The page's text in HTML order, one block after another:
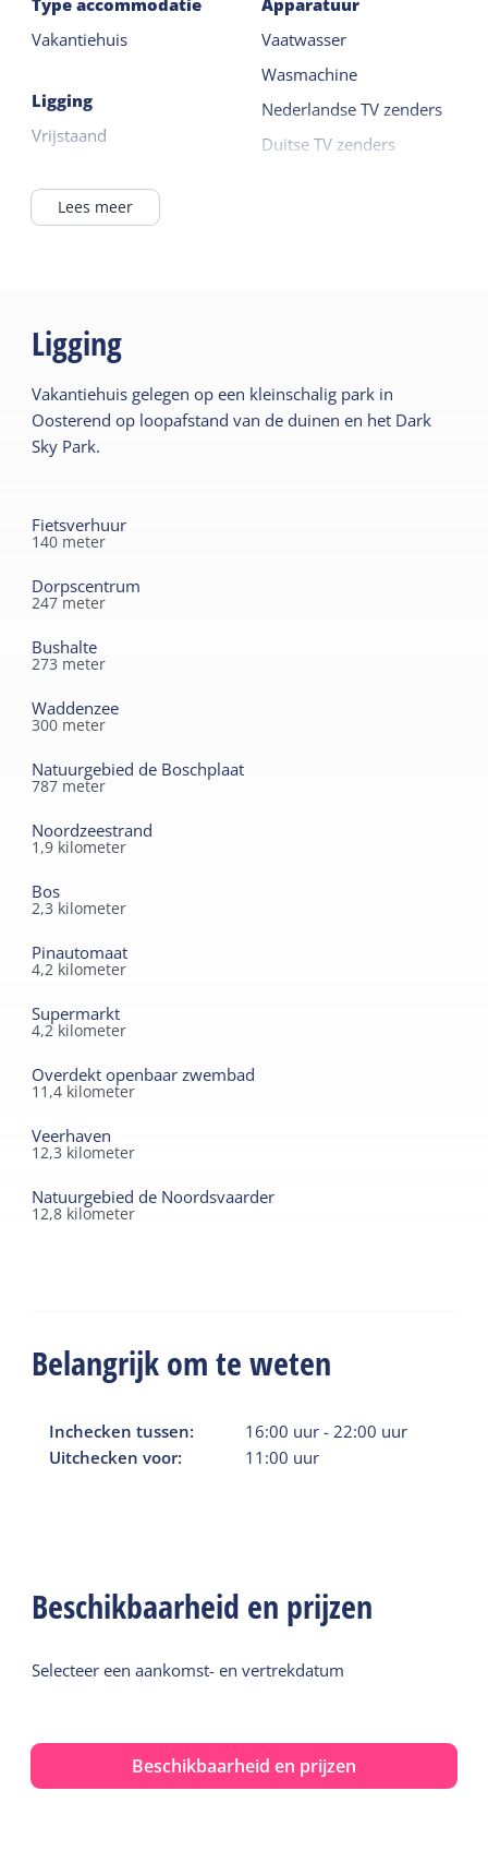
Vakantiehuis
Ligging
Vrijstaand
Algemeen
Slaapkamer begane
Centrale verwarming
Rookvrij
Sanitair
Badkamer begane grond
Vaatwasser
Wasmachine
Nederlandse TV zenders
Duitse TV zenders
Lees meer
Ligging
Vakantiehuis gelegen op een kleinschalig park in
Oosterend op loopafstand van de duinen en het Dark
Sky Park.
Fietsverhuur
140 meter
Dorpscentrum
247 meter
Bushalte
273 meter
Waddenzee
300 meter
Natuurgebied de Boschplaat
787 meter
Noordzeestrand
1,9 kilometer
Bos
2,3 kilometer
Pinautomaat
4,2 kilometer
Supermarkt
4,2 kilometer
Overdekt openbaar zwembad
11,4 kilometer
Veerhaven
12,3 kilometer
Natuurgebied de Noordsvaarder
12,8 kilometer
Belangrijk om te weten
Inchecken tussen: 16:00 uur -22:00 uur
Uitchecken voor:
11:00 uur
Beschikbaarheid en prijzen
Selecteer een aankomst- en vertrekdatum
Beschikbaarheid en prijzen